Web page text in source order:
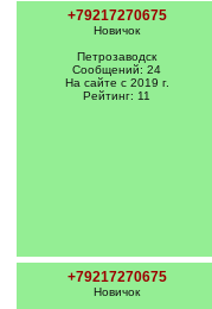
+79217270675
Новичок
Петрозаводск
Сообщений: 24
На сайте с 2019 г.
Рейтинг: 11
+79217270675
Новичок